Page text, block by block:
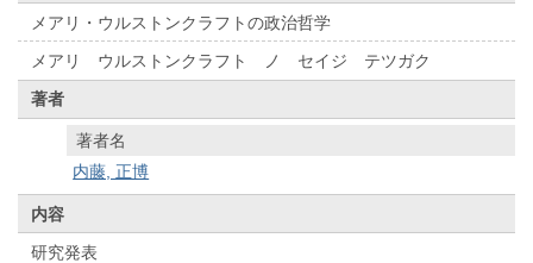
メアリ・ウルストンクラフトの政治哲学
メアリ ウルストンクラフト ノ セイジ テツガク
著者
著者名
内藤, 正博
内容
研究発表